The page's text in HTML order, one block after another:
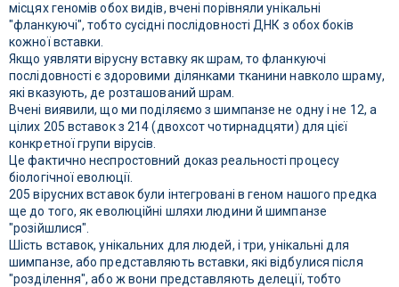
місцях геномів обох видів, вчені порівняли унікальні
"фланкуючі", тобто сусідні послідовності ДНК з обох боків
кожної вставки.
Якщо уявляти вірусну вставку як шрам, то фланкуючі
послідовності є здоровими ділянками тканини навколо шраму,
які вказують, де розташований шрам.
Вчені виявили, що ми поділяємо з шимпанзе не одну і не 12, а
цілих 205 вставок з 214 (двохсот чотирнадцяти) для цієї
конкретної групи вірусів.
Це фактично неспростовний доказ реальності процесу
біологічної еволюції.
205 вірусних вставок були інтегровані в геном нашого предка
ще до того, як еволюційні шляхи людини й шимпанзе
"розійшлися".
Шість вставок, унікальних для людей, і три, унікальні для
шимпанзе, або представляють вставки, які відбулися після
"розділення", або ж вони представляють делеції, тобто